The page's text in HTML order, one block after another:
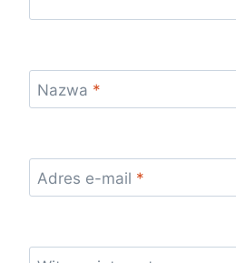
Nazwa *
Adres e-mail *